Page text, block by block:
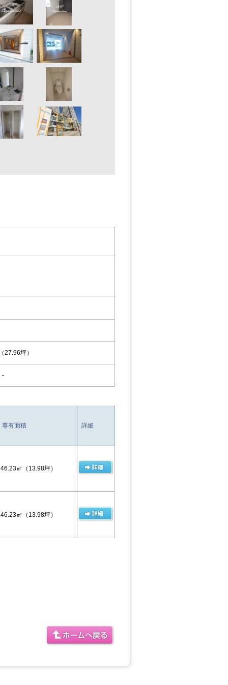
27.96坪）
-
専有面積 詳細
46.23㎡ （13.98坪）
46.23㎡ （13.98坪）